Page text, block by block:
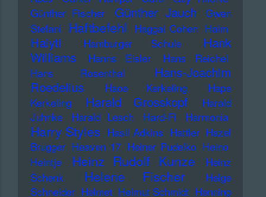
Günther Fischer
Günther Jauch
Gwen
Stefani Haftbefehl Haggai Cohen Haim
Haiyti Hamburger Schule
Hank
Williams
Hanns Eisler
Hans Reichel
Hans Rosenthal
Hans-Joachim
Roedelius
Haoe Kerkeling
Hape
Kerkeling
Harald Grosskopf
Harald
Juhnke
Harald Lesch Hard-Fi Harmonia
Harry Styles Hasil Adkins Hattler Hazel
Brugger Heaven 17 Heiner Pudelko Heino
Heintje
Heinz Rudolf Kunze
Heinz
Schenk
Helene Fischer
Helge
Schneider Helmet Helmut Schmidt Henning